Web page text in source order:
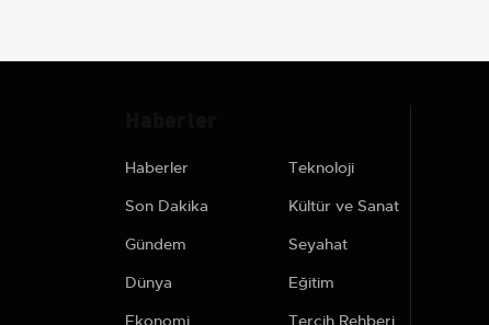
Haberler
Son Dakika
Gündem
Dünya
Teknoloji
Kültür ve Sanat
Seyahat
Eğitim